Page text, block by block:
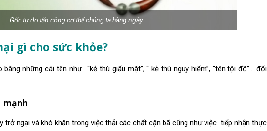
Gốc tự do tấn công cơ thể chúng ta hàng ngày
gì cho sức khỏe?
những cái tên như: “kẻ thù giấu mặt”, “ kẻ thù nguy hiểm”, “tên tội đồ”… đối
mạnh
trở ngại và khó khăn trong việc thải các chất cặn bã cũng như việc tiếp nhận thực